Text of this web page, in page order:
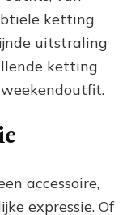
ketting
uitstraling
ketting
accessoire,
expressie. Of